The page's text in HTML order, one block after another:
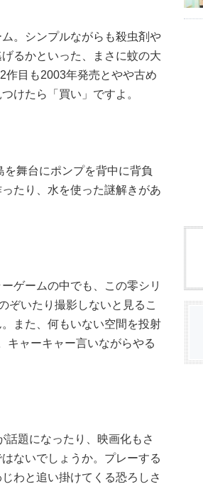
。シンプルながらも殺虫剤や
るかといった、まさに蚊の大
作目も2003年発売とやや古め
けたら「買い」ですよ。
舞台にポンプを背中に背負
たり、水を使った謎解きがあ
ゲームの中でも、この零シリ
ぞいたり撮影しないと見るこ
また、何もいない空間を投射
キャーキャー言いながらやる
題になったり、映画化もさ
ないでしょうか。プレーする
わと追い掛けてくる恐ろしさ